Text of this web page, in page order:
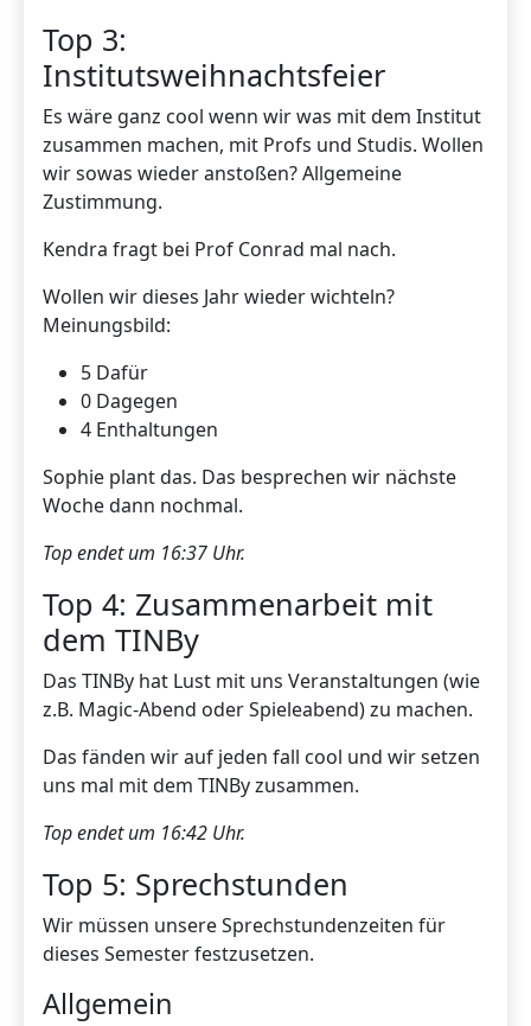
Top 3:
Institutsweihnachtsfeier
Es wäre ganz cool wenn wir was mit dem Institut
zusammen machen, mit Profs und Studis. Wollen
wir sowas wieder anstoßen? Allgemeine
Zustimmung.
Kendra fragt bei Prof Conrad mal nach.
Wollen wir dieses Jahr wieder wichteln?
Meinungsbild:
5 Dafür
0 Dagegen
4 Enthaltungen
Sophie plant das. Das besprechen wir nächste
Woche dann nochmal.
Top endet um 16:37 Uhr.
Top 4: Zusammenarbeit mit
dem TINBy
Das TINBy hat Lust mit uns Veranstaltungen (wie
z.B. Magic-Abend oder Spieleabend) zu machen.
Das fänden wir auf jeden fall cool und wir setzen
uns mal mit dem TINBy zusammen.
Top endet um 16:42 Uhr.
Top 5: Sprechstunden
Wir müssen unsere Sprechstundenzeiten für
dieses Semester festzusetzen.
Allgemein